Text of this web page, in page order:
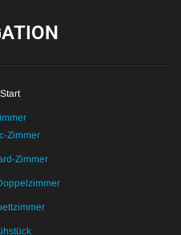
Start
Zimmer
Zimmer